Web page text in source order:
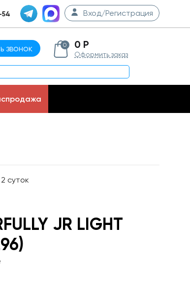
Вход/Регистрация
звонок 0 0 Р
Оформить заказ
суток
JR LIGHT